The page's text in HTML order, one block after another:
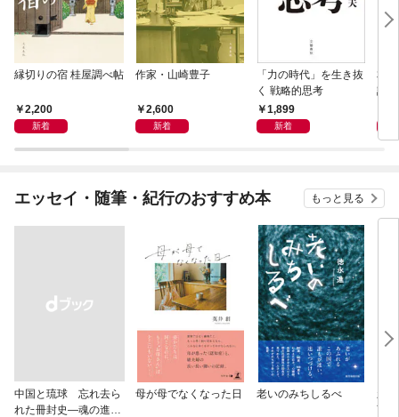
縁切りの宿 桂屋調べ帖
2,200
新着
作家・山崎豊子
2,600
新着
「力の時代」を生き抜
く 戦略的思考
1,899
新着
本
話）
エッセイ・随筆・紀行のおすすめ本 もっと見る
中国と琉球 忘れ去ら
れた冊封史―魂の進化
母が母でなくなった日 老いのみちしるべ
新
育